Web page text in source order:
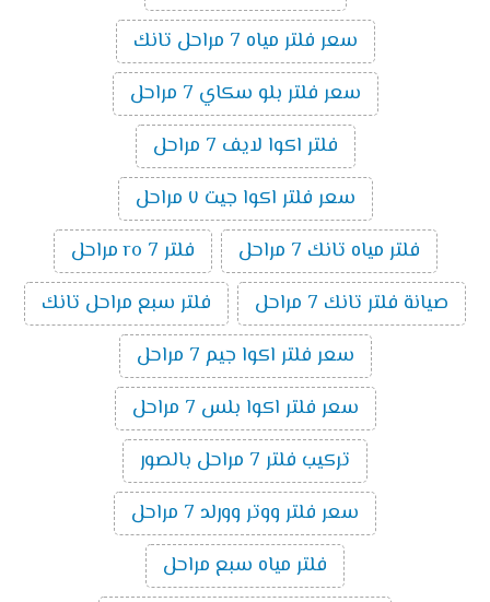
سعر فلتر مياه 7 مراحل تانك
سعر فلتر بلو سكاي 7 مراحل
فلتر اكوا لايف 7 مراحل
سعر فلتر اكوا جيت ٧ مراحل
فلتر مياه تانك 7 مراحل
فلتر ro 7 مراحل
صيانة فلتر تانك 7 مراحل
فلتر سبع مراحل تانك
سعر فلتر اكوا جيم 7 مراحل
سعر فلتر اكوا بلس 7 مراحل
تركيب فلتر 7 مراحل بالصور
سعر فلتر ووتر وورلد 7 مراحل
فلتر مياه سبع مراحل